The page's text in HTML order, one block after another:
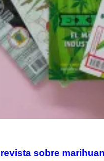
revista sobre